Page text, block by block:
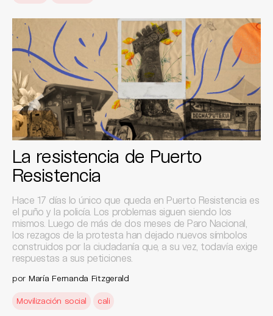
La resistencia de Puerto
Resistencia
Hace 17 días lo único que queda en Puerto Resistencia es
el puño y la policía. Los problemas siguen siendo los
mismos. Luego de más de dos meses de Paro Nacional,
los rezagos de la protesta han dejado nuevos símbolos
construidos por la ciudadanía que, a su vez, todavía exige
respuestas a sus peticiones.
por María Fernanda Fitzgerald
Movilización social cali